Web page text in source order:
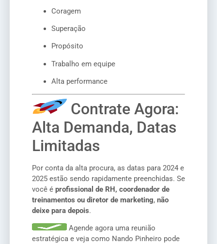
Coragem
Superação
Propósito
Trabalho em equipe
Alta performance
Contrate Agora:
Alta Demanda, Datas
Limitadas
Por conta da alta procura, as datas para 2024 e
2025 estão sendo rapidamente preenchidas. Se
você é profissional de RH, coordenador de
treinamentos ou diretor de marketing, não
deixe para depois.
Agende agora uma reunião
estratégica e veja como Nando Pinheiro pode